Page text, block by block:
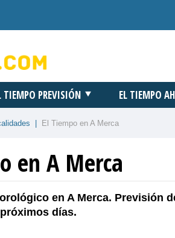
TIEMPO PREVISIÓN EL TIEMPO
El Tiempo en A Merca
en A Merca
en A Merca. Previsión
días.